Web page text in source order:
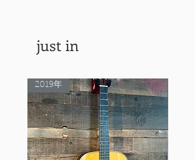
just in
2019年